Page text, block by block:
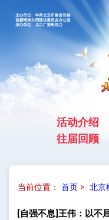
活动介绍
往届回顾
当前位置： 首页> 北京
[自强不息]王伟：以不